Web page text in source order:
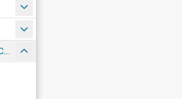
NADANIE STATUSU MIASTA MIEJSCOWOŚCI KIKÓŁ